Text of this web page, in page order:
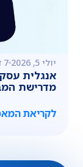
יולי 5, 2026 7 דק׳ קריאה
אנגלית
מדרישת
לקריאת